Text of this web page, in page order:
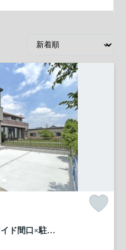
【春日井市東野町Ⅱ 限定1邸】ワイド間口×駐車3台×長期優良住宅